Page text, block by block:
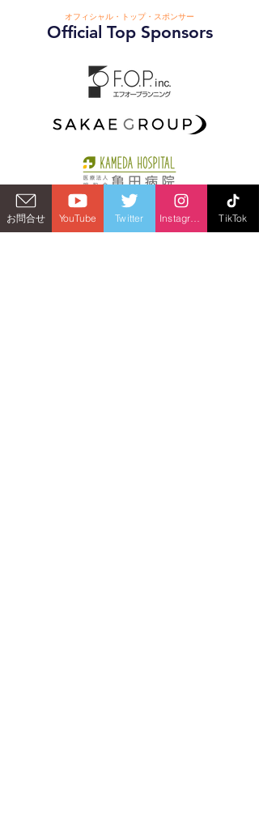
オフィシャル・トップ・スポンサー
Official Top Sponsors
お問合せ YouTube Twitter TikTok